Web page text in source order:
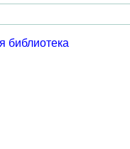
библиотека